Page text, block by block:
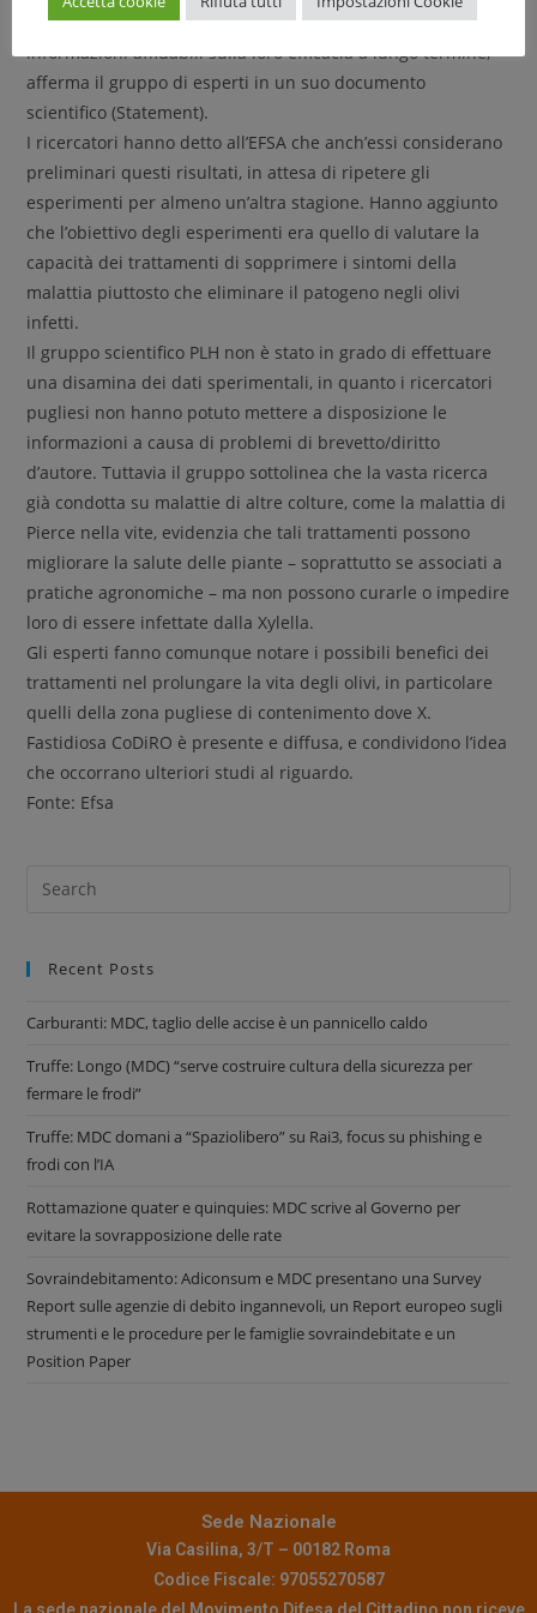
esperimenti condotti per più stagioni potranno fornire
informazioni affidabili sulla loro efficacia a lungo termine,
afferma il gruppo di esperti in un suo documento
scientifico (Statement).
I ricercatori hanno detto all’EFSA che anch’essi considerano
preliminari questi risultati, in attesa di ripetere gli
esperimenti per almeno un’altra stagione. Hanno aggiunto
che l’obiettivo degli esperimenti era quello di valutare la
capacità dei trattamenti di sopprimere i sintomi della
malattia piuttosto che eliminare il patogeno negli olivi
infetti.
Il gruppo scientifico PLH non è stato in grado di effettuare
una disamina dei dati sperimentali, in quanto i ricercatori
pugliesi non hanno potuto mettere a disposizione le
informazioni a causa di problemi di brevetto/diritto
d’autore. Tuttavia il gruppo sottolinea che la vasta ricerca
già condotta su malattie di altre colture, come la malattia di
Pierce nella vite, evidenzia che tali trattamenti possono
migliorare la salute delle piante – soprattutto se associati a
pratiche agronomiche – ma non possono curarle o impedire
loro di essere infettate dalla Xylella.
Gli esperti fanno comunque notare i possibili benefici dei
trattamenti nel prolungare la vita degli olivi, in particolare
quelli della zona pugliese di contenimento dove X.
Fastidiosa CoDiRO è presente e diffusa, e condividono l’idea
che occorrano ulteriori studi al riguardo.
Fonte: Efsa
Recent Posts
Carburanti: MDC, taglio delle accise è un pannicello caldo
Truffe: Longo (MDC) “serve costruire cultura della sicurezza per
fermare le frodi”
Truffe: MDC domani a “Spaziolibero” su Rai3, focus su phishing e
frodi con l’IA
Rottamazione quater e quinquies: MDC scrive al Governo per
evitare la sovrapposizione delle rate
Sovraindebitamento: Adiconsum e MDC presentano una Survey
Report sulle agenzie di debito ingannevoli, un Report europeo sugli
strumenti e le procedure per le famiglie sovraindebitate e un
Position Paper
Sede Nazionale
Via Casilina, 3/T – 00182 Roma
Codice Fiscale: 97055270587
La sede nazionale del Movimento Difesa del Cittadino non riceve